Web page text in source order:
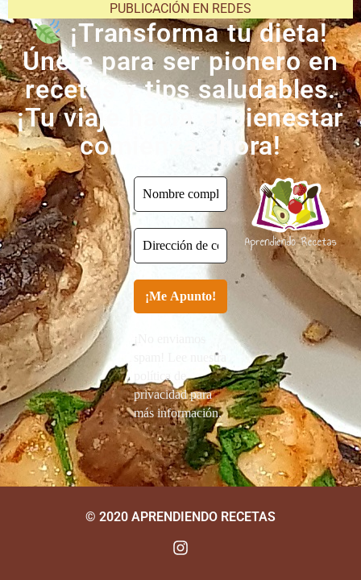
PUBLICACIÓN EN REDES
¡Transforma tu dieta!
Únete para ser pionero en
recetas y tips saludables.
¡Tu viaje hacia el bienestar
comienza ahora!
spam! Lee nuestra
política de
privacidad para
más información.
© 2020 APRENDIENDO RECETAS